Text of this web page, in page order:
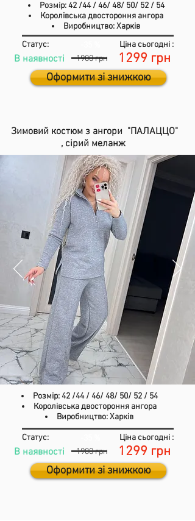
Розмір: 42 /44 / 46/ 48/ 50/ 52 / 54
Королівська двостороння ангора
Виробництво: Харків
Статус:
В наявності 1900 грн
Ціна сьогодні :
1299 грн
Оформити зі знижкою
Зимовий костюм з ангори "ПАЛАЦЦО"
, сірий меланж
Розмір: 42 /44 / 46/ 48/ 50/ 52 / 54
Королівська двостороння ангора
Виробництво: Харків
Статус:
В наявності 1900 грн
Ціна сьогодні :
1299 грн
Оформити зі знижкою